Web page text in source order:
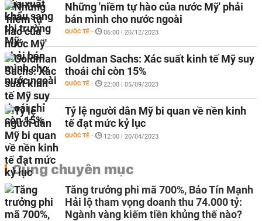
Những 'niềm tự hào của nước Mỹ' phải
bán mình cho nước ngoài
QUỐC TẾ - 06:00 | 20/12/2023
Goldman Sachs: Xác suất kinh tế Mỹ suy
thoái chỉ còn 15%
QUỐC TẾ - 22:00 | 05/09/2023
Tỷ lệ người dân Mỹ bi quan về nền kinh
tế đạt mức kỷ lục
QUỐC TẾ - 12:00 | 20/04/2023
Cùng chuyên mục
Tăng trưởng phi mã 700%, Bảo Tín Mạnh
Hải lộ tham vọng doanh thu 74.000 tỷ:
Ngành vàng kiếm tiền khủng thế nào?